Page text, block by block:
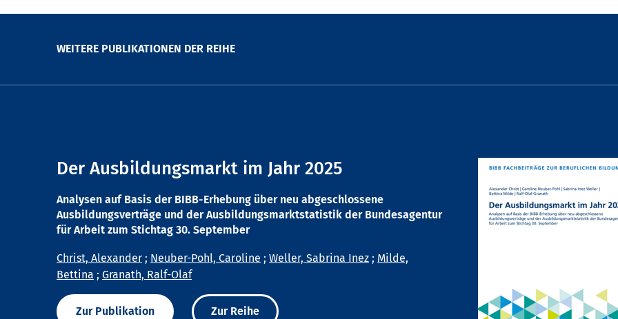
WEITERE PUBLIKATIONEN DER REIHE
Der Ausbildungsmarkt im Jahr 2025
Analysen auf Basis der BIBB-Erhebung über neu abgeschlossene
Ausbildungsverträge und der Ausbildungsmarktstatistik der Bundesagentur
für Arbeit zum Stichtag 30. September
Christ, Alexander ; Neuber-Pohl, Caroline ; Weller, Sabrina Inez ; Milde,
Bettina ; Granath, Ralf-Olaf
Zur Publikation Zur Reihe